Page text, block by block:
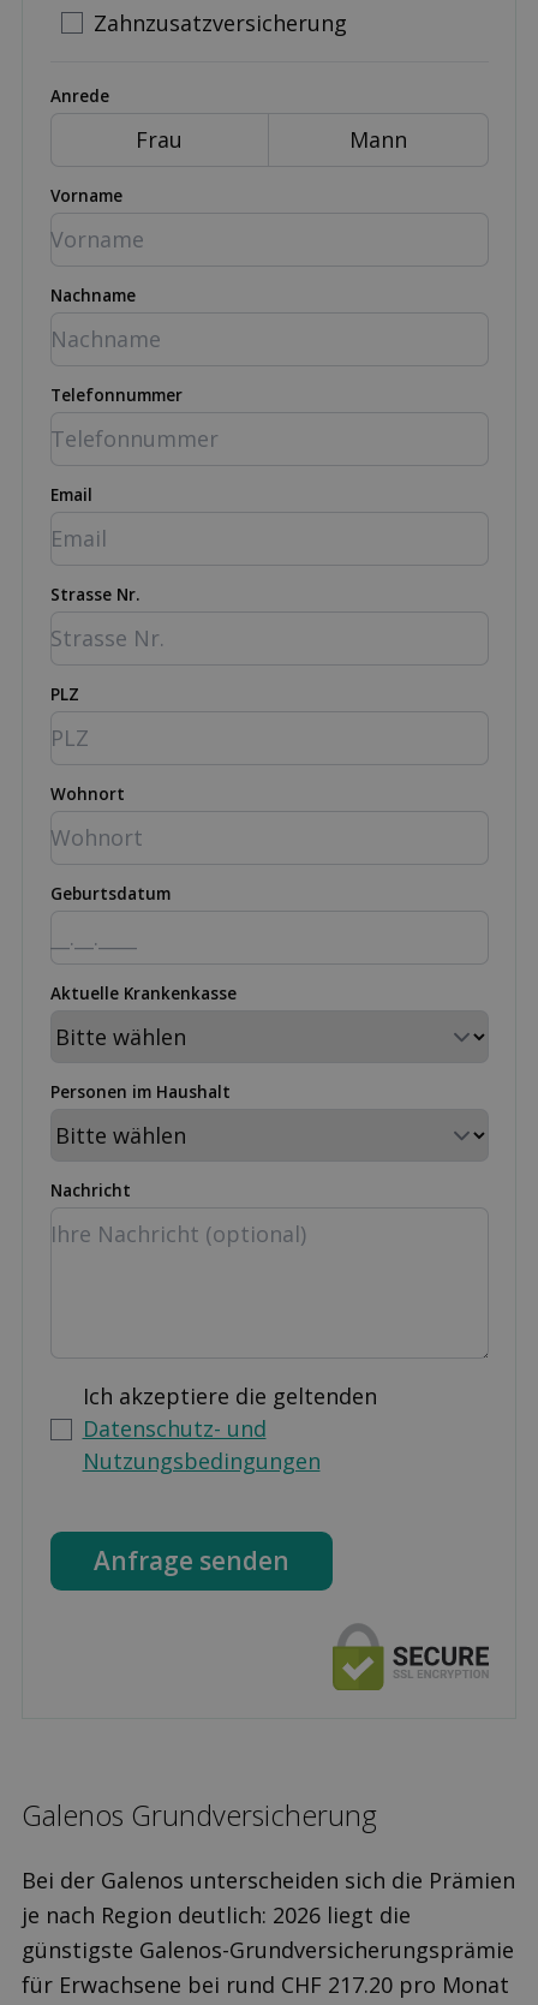
Zahnzusatzversicherung
Anrede
Frau Mann
Vorname
Nachname
Telefonnummer
Email
Strasse Nr.
PLZ
Wohnort
Geburtsdatum
Aktuelle Krankenkasse
Personen im Haushalt
Nachricht
Ich akzeptiere die geltenden
Datenschutz- und
Nutzungsbedingungen
Anfrage senden
Galenos Grund­versicherung
Bei der Galenos unterscheiden sich die Prämien
je nach Region deutlich: 2026 liegt die
günstigste Galenos-Grundversicherungsprämie
für Erwachsene bei rund CHF 217.20 pro Monat